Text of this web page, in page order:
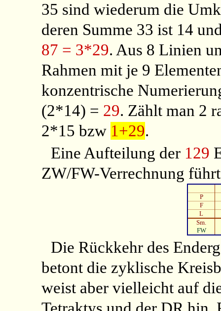
35 sind wiederum die
deren Summe 33 ist 14
87 = 3*29. Aus 8 Linien
Rahmen mit je 9
konzentrische
(2*14) = 29. Zählt man 2
2*15 bzw 1+29.
Eine Aufteilung der 129
ZW/FW-Verrechnung
P
F
L
Sm.
FW
Die Rückkehr des
betont die zyklische
weist aber vielleicht auf